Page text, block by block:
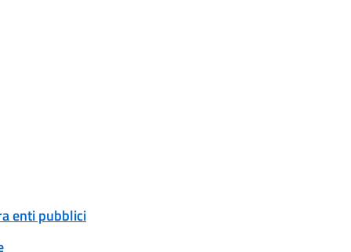
enti pubblici